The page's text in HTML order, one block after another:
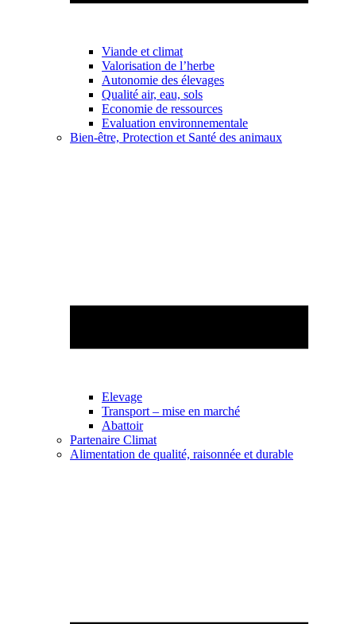
Viande et climat
Valorisation de l’herbe
Autonomie des élevages
Qualité air, eau, sols
Economie de ressources
Evaluation environnementale
Bien-être, Protection et Santé des animaux
Elevage
Transport – mise en marché
Abattoir
Partenaire Climat
Alimentation de qualité, raisonnée et durable